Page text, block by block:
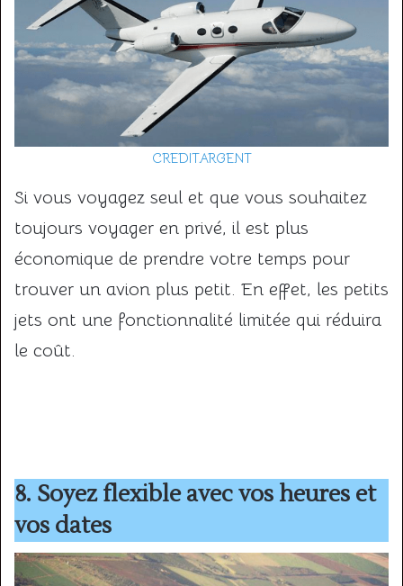
CREDITARGENT
Si vous voyagez seul et que vous souhaitez
toujours voyager en privé, il est plus
économique de prendre votre temps pour
trouver un avion plus petit. En effet, les petits
jets ont une fonctionnalité limitée qui réduira
le coût.
8. Soyez flexible avec vos heures et
vos dates